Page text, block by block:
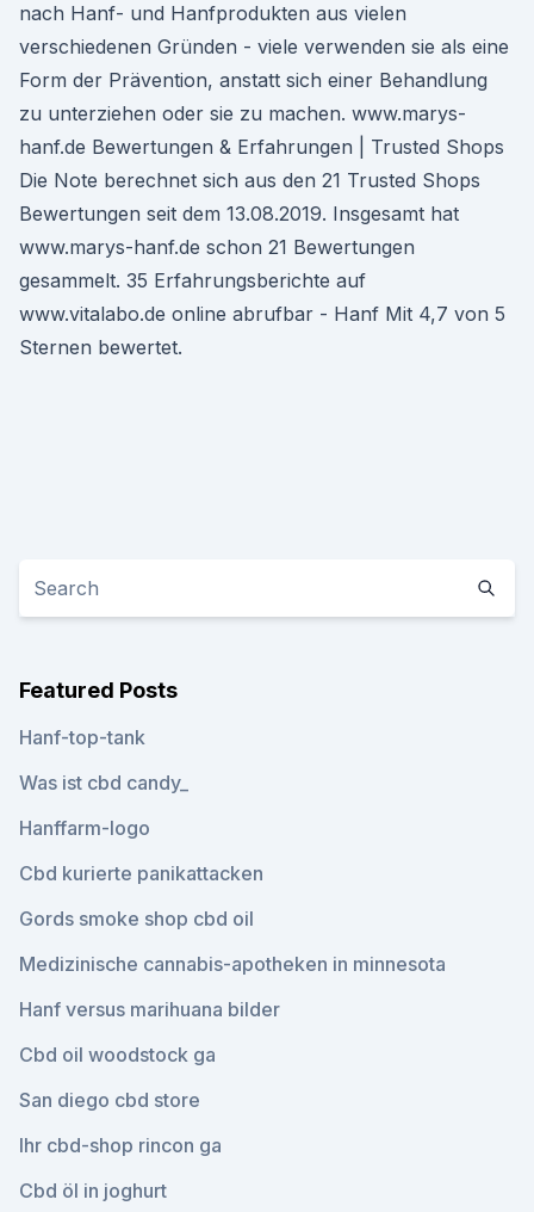
nach Hanf- und Hanfprodukten aus vielen
verschiedenen Gründen - viele verwenden sie als eine
Form der Prävention, anstatt sich einer Behandlung
zu unterziehen oder sie zu machen. www.marys-
hanf.de Bewertungen & Erfahrungen | Trusted Shops
Die Note berechnet sich aus den 21 Trusted Shops
Bewertungen seit dem 13.08.2019. Insgesamt hat
www.marys-hanf.de schon 21 Bewertungen
gesammelt. 35 Erfahrungsberichte auf
www.vitalabo.de online abrufbar - Hanf Mit 4,7 von 5
Sternen bewertet.
Featured Posts
Hanf-top-tank
Was ist cbd candy_
Hanffarm-logo
Cbd kurierte panikattacken
Gords smoke shop cbd oil
Medizinische cannabis-apotheken in minnesota
Hanf versus marihuana bilder
Cbd oil woodstock ga
San diego cbd store
Ihr cbd-shop rincon ga
Cbd öl in joghurt